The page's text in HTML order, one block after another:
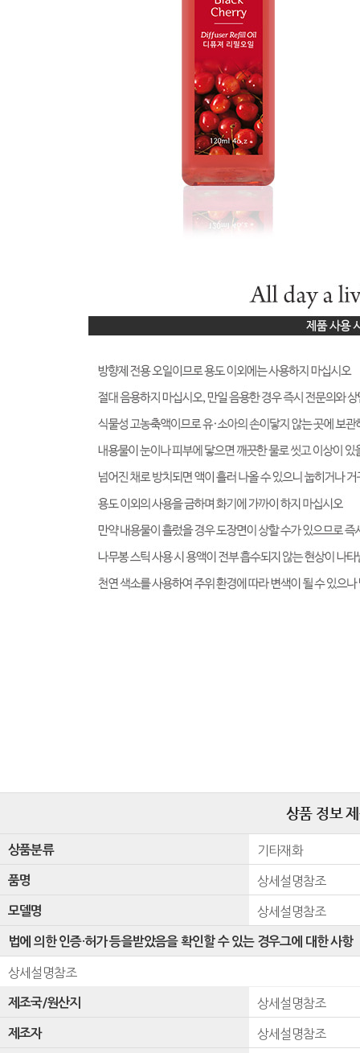
상품 정보
상품분류 기타재화
품명 상세설명참조
모델명 상세설명참조
법에 의한 인증·허가 등을받았음을 확인할 수 있는 경우그에 대한 사항
상세설명참조
제조국/원산지 상세설명참조
제조자 상세설명참조